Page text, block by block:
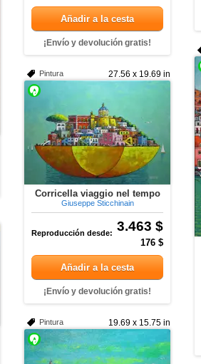
Añadir a la cesta
¡Envío y devolución gratis!
27.56 x 19.69 in
Pintura
Corricella viaggio nel tempo
Giuseppe Sticchinain
3.463 $
Reproducción desde:
176 $
Añadir a la cesta
¡Envío y devolución gratis!
19.69 x 15.75 in
Pintura